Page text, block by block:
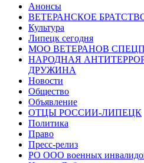
Анонсы
ВЕТЕРАНСКОЕ
Культура
Липецк сегодня
МОО ВЕТЕРАНОВ
НАРОДНАЯ
ДРУЖИНА
Новости
Общество
Объявление
ОТЦЫ РОССИИ-ЛИПЕЦК
Политика
Право
Пресс-релиз
РО ООО военных